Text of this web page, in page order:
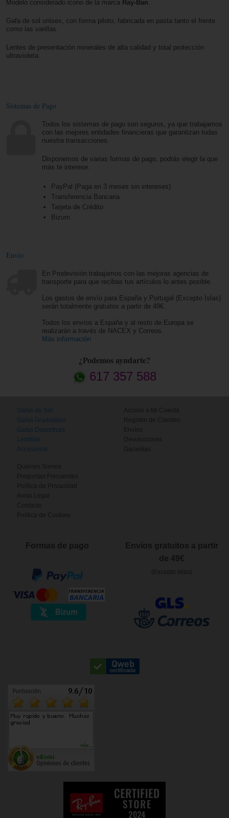
Modelo considerado icono de la marca Ray-Ban.
Gafa de sol unisex, con forma piloto, fabricada en pasta tanto el frente
como las varillas.
Lentes de presentación minerales de alta calidad y total protección
ultravioleta.
Sistemas de Pago
Todos los sistemas de pago son seguros, ya que trabajamos
con las mejores entidades financieras que garantizan todas
nuestra transacciones.
Disponemos de varias formas de pago, podrás elegir la que
más te interese.
PayPal (Paga en 3 meses sin intereses)
Transferencia Bancaria
Tarjeta de Crédito
Bizum
Envío
En Prodevisión trabajamos con las mejoras agencias de
transporte para que recibas tus artículos lo antes posible.
Los gastos de envío para España y Portugal (Excepto Islas)
serán totalmente gratuitos a partir de 49€.
Todos los envíos a España y al resto de Europa se
realizarán a través de NACEX y Correos.
Más información
¿Podemos ayudarte?
617 357 588
Gafas de Sol
Gafas Graduadas
Gafas Deportivas
Lentillas
Accesorios
Acceso a Mi Cuenta
Registro de Clientes
Envíos
Devoluciones
Garantías
Quiénes Somos
Preguntas Frecuentes
Política de Privacidad
Aviso Legal
Contacto
Política de Cookies
Formas de pago
Envíos gratuitos a partir
de 49€
(Excepto Islas)